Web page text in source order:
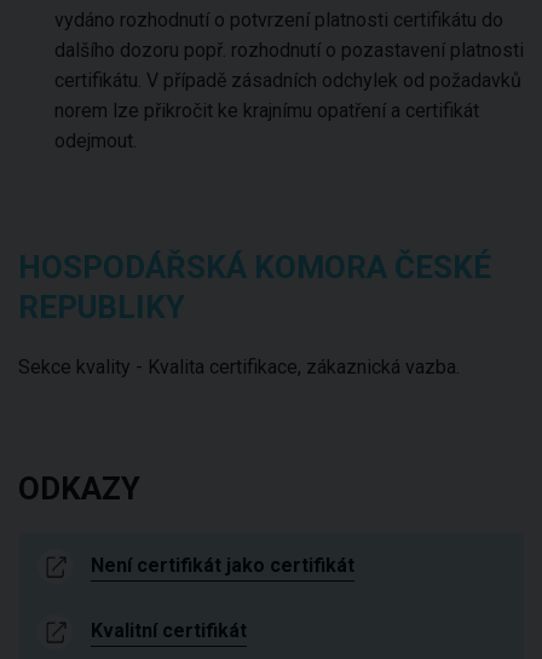
vydáno rozhodnutí o potvrzení platnosti certifikátu do
dalšího dozoru popř. rozhodnutí o pozastavení platnosti
certifikátu. V případě zásadních odchylek od požadavků
norem lze přikročit ke krajnímu opatření a certifikát
odejmout.
HOSPODÁŘSKÁ KOMORA ČESKÉ
REPUBLIKY
Sekce kvality - Kvalita certifikace, zákaznická vazba.
ODKAZY
Není certifikát jako certifikát
Kvalitní certifikát